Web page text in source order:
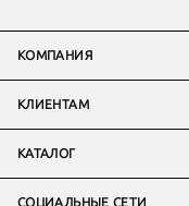
КОМПАНИЯ
КЛИЕНТАМ
КАТАЛОГ
СОЦИАЛЬНЫЕ СЕТИ